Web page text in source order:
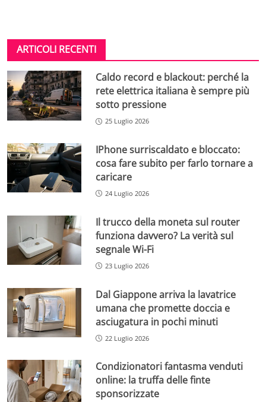
ARTICOLI RECENTI
Caldo record e blackout: perché la
rete elettrica italiana è sempre più
sotto pressione
25 Luglio 2026
IPhone surriscaldato e bloccato:
cosa fare subito per farlo tornare a
caricare
24 Luglio 2026
Il trucco della moneta sul router
funziona davvero? La verità sul
segnale Wi-Fi
23 Luglio 2026
Dal Giappone arriva la lavatrice
umana che promette doccia e
asciugatura in pochi minuti
22 Luglio 2026
Condizionatori fantasma venduti
online: la truffa delle finte
sponsorizzate